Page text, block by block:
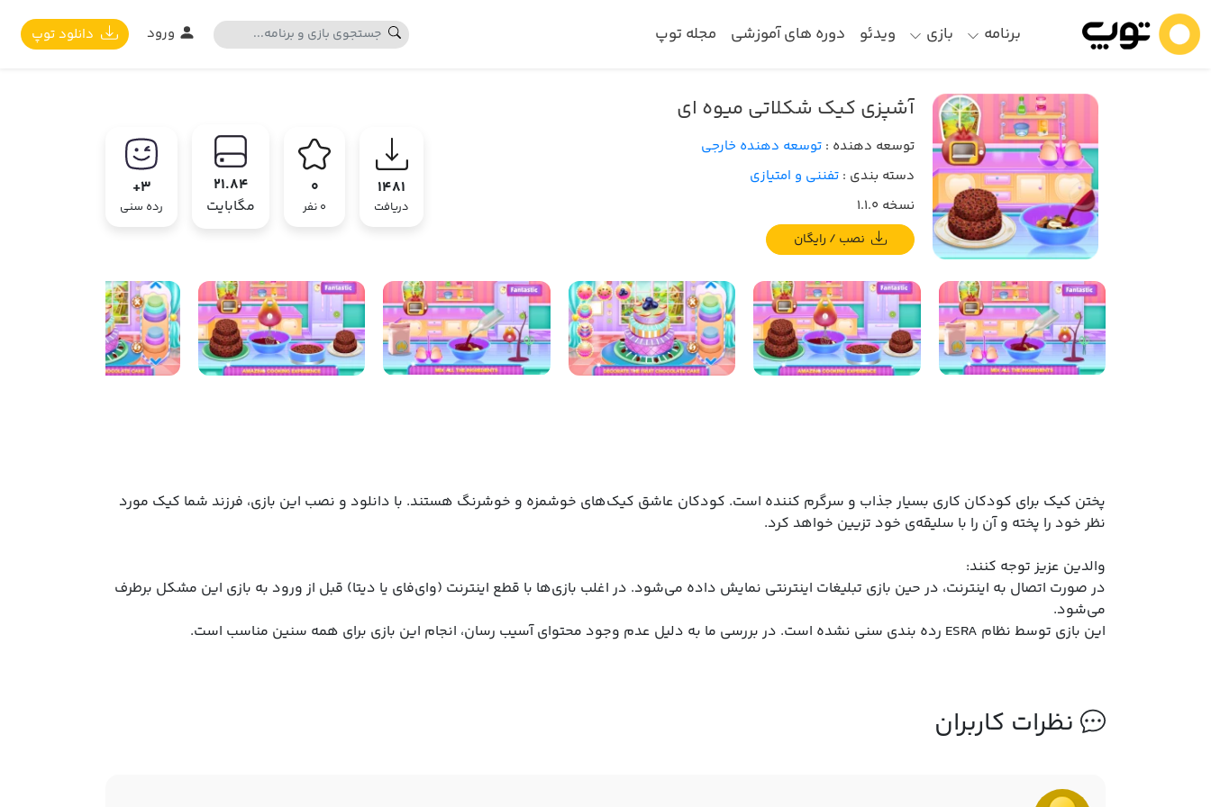
برنامه بازی ویدئو دوره های آموزشی مجله توپ دانلود توپ
آشپزی کیک شکلاتی میوه ای
توسعه دهنده : توسعه دهنده خارجی
دسته بندی : تفننی و امتیازی
نسخه 1.1.0
1481
دریافت
0
0 نفر
21.84
مگابایت
3+
رده سنی
پختن کیک برای کودکان کاری بسیار جذاب و سرگرم کننده است. کودکان عاشق کیک‌های خوشمزه و خوشرنگ هستند. با دانلود و نصب این بازی، فرزند شما کیک مورد
نظر خود را پخته و آن را با سلیقه‌ی خود تزیین خواهد کرد.
والدین عزیز توجه کنند:
در صورت اتصال به اینترنت، در حین بازی تبلیغات اینترنتی نمایش داده می‌شود. در اغلب بازی‌ها با قطع اینترنت (وای‌فای یا دیتا) قبل از ورود به بازی این مشکل برطرف
می‌شود.
این بازی توسط نظام ESRA رده بندی سنی نشده است. در بررسی ما به دلیل عدم وجود محتوای آسیب رسان، انجام این بازی برای همه سنین مناسب است.
نظرات کاربران